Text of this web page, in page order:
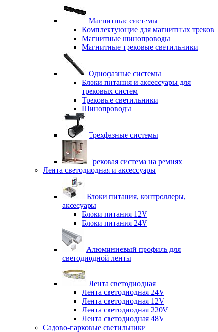
Магнитные системы
Комплектующие для магнитных треков
Магнитные шинопроводы
Магнитные трековые светильники
Однофазные системы
Блоки питания и аксессуары для
трековых систем
Трековые светильники
Шинопроводы
Трехфазные системы
Трековая система на ремнях
Лента светодиодная и аксессуары
Блоки питания, контроллеры,
аксесуары
Блоки питания 12V
Блоки питания 24V
Алюминиевый профиль для
светодиодной ленты
Лента светодиодная
Лента светодиодная 24V
Лента светодиодная 12V
Лента светодиодная 220V
Лента светодиодная 48V
Садово-парковые светильники